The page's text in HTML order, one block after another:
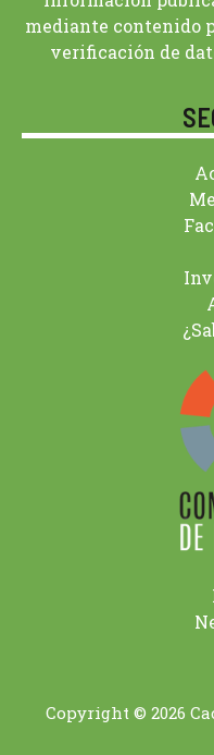
mediante contenido
verificación de
Copyright © 2026